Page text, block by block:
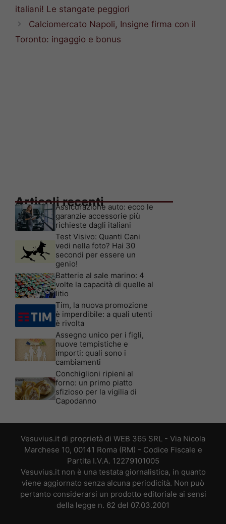
italiani! Le stangate peggiori
Calciomercato Napoli, Insigne firma con il
Toronto: ingaggio e bonus
Articoli recenti
Assicurazione auto: ecco le
garanzie accessorie più
richieste dagli italiani
Test Visivo: Quanti Cani
vedi nella foto? Hai 30
secondi per essere un
genio!
Batterie al sale marino: 4
volte la capacità di quelle al
litio
Tim, la nuova promozione
è imperdibile: a quali utenti
è rivolta
Assegno unico per i figli,
nuove tempistiche e
importi: quali sono i
cambiamenti
Conchiglioni ripieni al
forno: un primo piatto
sfizioso per la vigilia di
Capodanno
Vesuvius.it di proprietà di WEB 365 SRL - Via Nicola
Marchese 10, 00141 Roma (RM) - Codice Fiscale e
Partita I.V.A. 12279101005
Vesuvius.it non è una testata giornalistica, in quanto
viene aggiornato senza alcuna periodicità. Non può
pertanto considerarsi un prodotto editoriale ai sensi
della legge n. 62 del 07.03.2001